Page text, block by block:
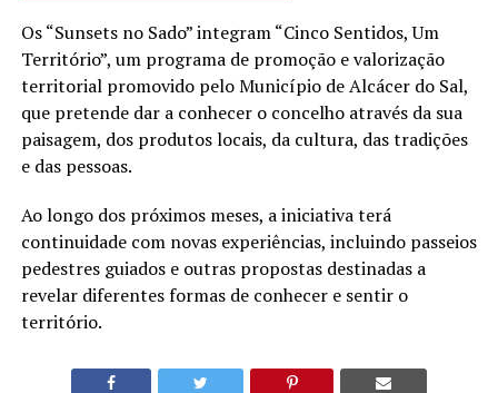
Os “Sunsets no Sado” integram “Cinco Sentidos, Um
Território”, um programa de promoção e valorização
territorial promovido pelo Município de Alcácer do Sal,
que pretende dar a conhecer o concelho através da sua
paisagem, dos produtos locais, da cultura, das tradições
e das pessoas.
Ao longo dos próximos meses, a iniciativa terá
continuidade com novas experiências, incluindo passeios
pedestres guiados e outras propostas destinadas a
revelar diferentes formas de conhecer e sentir o
território.